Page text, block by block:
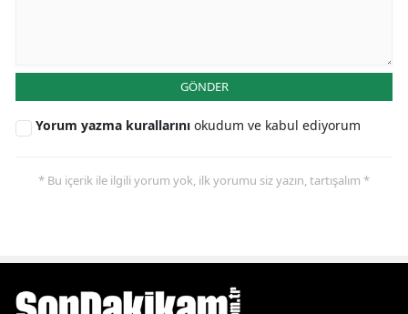
GÖNDER
Yorum yazma kurallarını okudum ve kabul ediyorum
* Bu içerik ile ilgili yorum yok, ilk yorumu siz yazın, tartışalım *